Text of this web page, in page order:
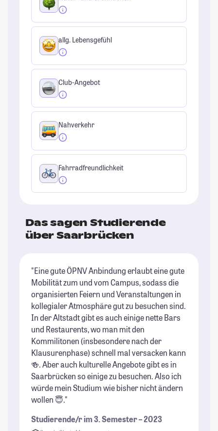
allg. Lebensgefühl
Club-Angebot
Nahverkehr
Fahrradfreundlichkeit
Das sagen Studierende
über Saarbrücken
"Eine gute ÖPNV Anbindung erlaubt eine gute
Mobilität zum und vom Campus, sodass die
organisierten Feiern und Veranstaltungen in
kollegialer Atmosphäre gut zu besuchen sind.
In der Altstadt gibt es auch einige nette Bars
und Restaurents, wo man mit den
Kommilitonen (insbesondere nach der
Klausurenphase) schnell mal versacken kann
🍻. Aber auch kulturelle Angebote gibt es in
Saarbrücken so einige zu besuchen. Also ich
würde mein Studium wie bisher nicht ändern
wollen 😇."
Studierende/r im 3. Semester – 2023